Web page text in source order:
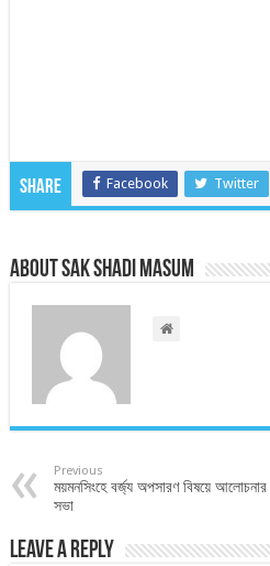
Share Facebook Twitter
About Sak Shadi Masum
Previous
ময়মনসিংহে বর্জ্য অপসারণ বিষয়ে আলোচনার
সভা
Leave a Reply